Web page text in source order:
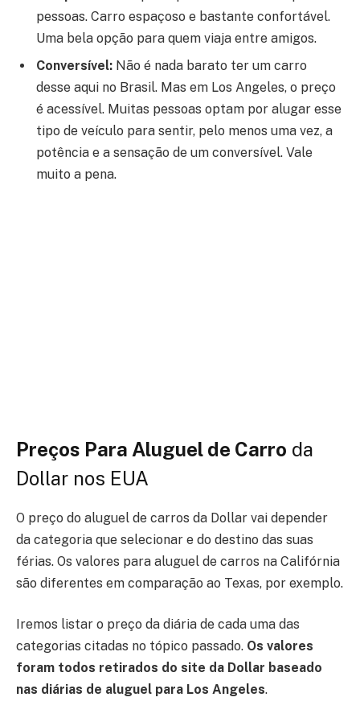
pessoas. Carro espaçoso e bastante confortável.
Uma bela opção para quem viaja entre amigos.
Conversível: Não é nada barato ter um carro
desse aqui no Brasil. Mas em Los Angeles, o preço
é acessível. Muitas pessoas optam por alugar esse
tipo de veículo para sentir, pelo menos uma vez, a
potência e a sensação de um conversível. Vale
muito a pena.
Preços Para Aluguel de Carro da
Dollar nos EUA
O preço do aluguel de carros da Dollar vai depender
da categoria que selecionar e do destino das suas
férias. Os valores para aluguel de carros na Califórnia
são diferentes em comparação ao Texas, por exemplo.
Iremos listar o preço da diária de cada uma das
categorias citadas no tópico passado. Os valores
foram todos retirados do site da Dollar baseado
nas diárias de aluguel para Los Angeles.